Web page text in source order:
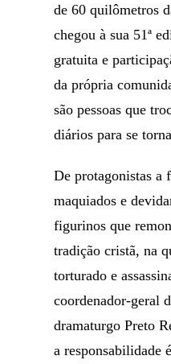
de 60 quilômetros
chegou à sua 51ª
gratuita e
da própria
são pessoas que
diários para se
De protagonistas a
maquiados e
figurinos que
tradição cristã, na
torturado e
coordenador-geral
dramaturgo Preto
a responsabilidade